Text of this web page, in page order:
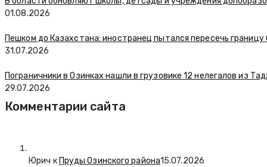
01.08.2026
Пешком до Казахстана: иностранец пытался пересечь
31.07.2026
Пограничники в Озинках нашли в грузовике 12 нелегалов из
29.07.2026
Комментарии сайта
Юрич к Пруды Озинского района15.07.2026